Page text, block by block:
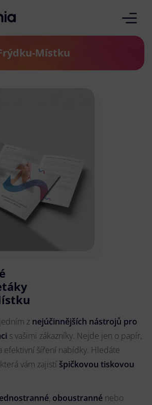
Místku
z nejúčinnějších nástrojů pro
s vašimi zákazníky. Nejde jen o papír,
efektivní šíření nabídky. Hledáte
vám zajistí špičkovou tiskovou
, oboustranné nebo